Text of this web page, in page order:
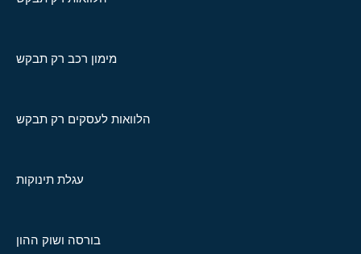
מימון רכב רק תבקש
הלוואות לעסקים רק תבקש
עגלת תינוקות
בורסה ושוק ההון